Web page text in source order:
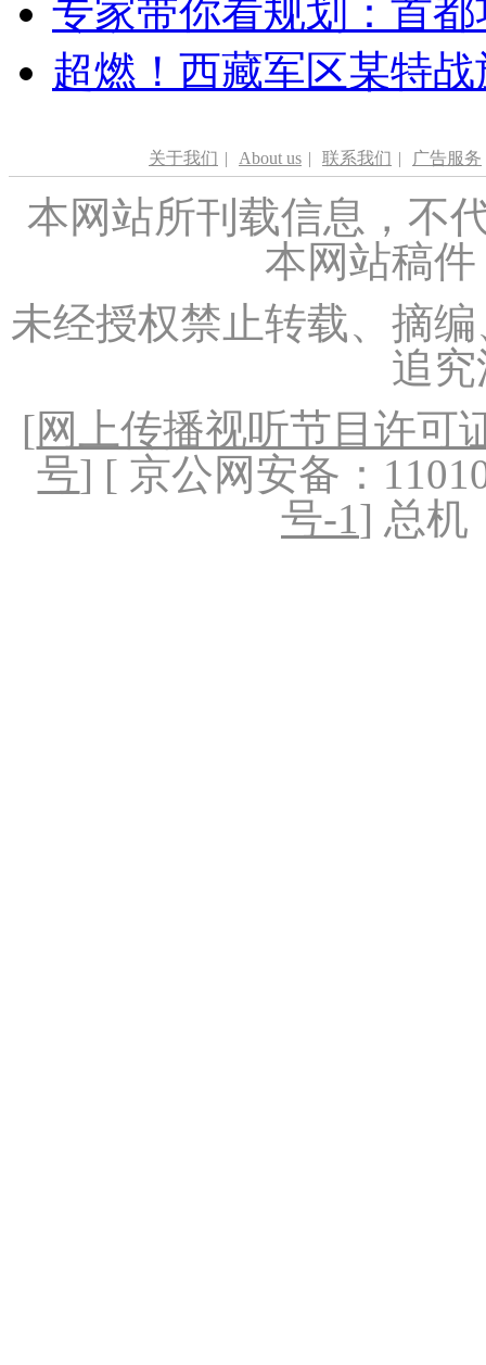
专家带你看规划：首
超燃！西藏军区某特
关于我们 | About us | 联系我们 | 广告服务
本网站所刊载信息，不
本网站稿
未经授权禁止转载、摘
追
[网上传播视听节目许可
号] [ 京公网安备：
号-1] 总机